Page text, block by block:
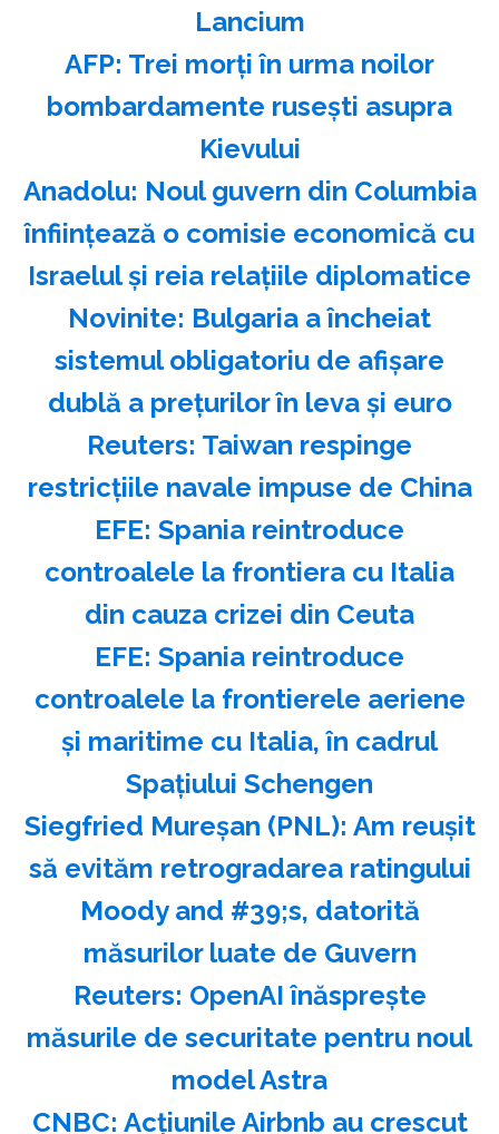
Lancium
AFP: Trei morţi în urma noilor
bombardamente ruseşti asupra
Kievului
Anadolu: Noul guvern din Columbia
înfiinţează o comisie economică cu
Israelul şi reia relaţiile diplomatice
Novinite: Bulgaria a încheiat
sistemul obligatoriu de afişare
dublă a preţurilor în leva şi euro
Reuters: Taiwan respinge
restricţiile navale impuse de China
EFE: Spania reintroduce
controalele la frontiera cu Italia
din cauza crizei din Ceuta
EFE: Spania reintroduce
controalele la frontierele aeriene
şi maritime cu Italia, în cadrul
Spaţiului Schengen
Siegfried Mureşan (PNL): Am reuşit
să evităm retrogradarea ratingului
Moody and #39;s, datorită
măsurilor luate de Guvern
Reuters: OpenAI înăspreşte
măsurile de securitate pentru noul
model Astra
CNBC: Acţiunile Airbnb au crescut